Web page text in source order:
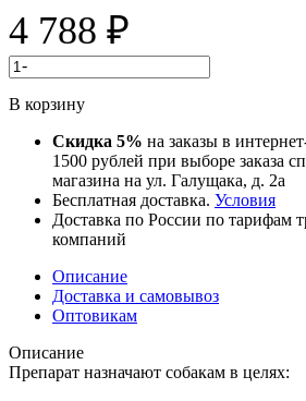
4 788 ₽
-
В корзину
Скидка 5% на заказы в
1500 рублей при выборе заказа
магазина на ул. Галущака, д. 2а
Бесплатная доставка. Условия
Доставка по России по тарифам
компаний
Описание
Доставка и самовывоз
Оптовикам
Описание
Препарат назначают собакам в целях: